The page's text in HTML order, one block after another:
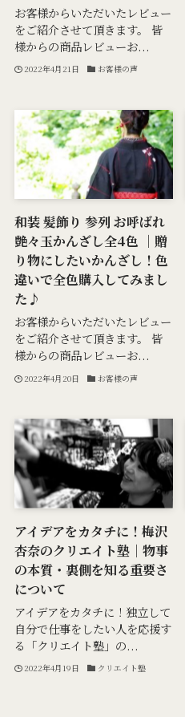
お客様からいただいたレビュー
をご紹介させて頂きます。 皆
様からの商品レビューお...
2022年4月21日 お客様の声
和装 髪飾り 参列 お呼ばれ
艶々玉かんざし全4色 ｜贈
り物にしたいかんざし！色
違いで全色購入してみまし
た♪
お客様からいただいたレビュー
をご紹介させて頂きます。 皆
様からの商品レビューお...
2022年4月20日 お客様の声
アイデアをカタチに！梅沢
杏奈のクリエイト塾｜物事
の本質・裏側を知る重要さ
について
アイデアをカタチに！独立して
自分で仕事をしたい人を応援す
る「クリエイト塾」の...
2022年4月19日 クリエイト塾